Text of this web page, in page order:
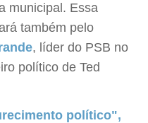
municipal. Essa
também pelo
, líder do PSB no
político de Ted
político",